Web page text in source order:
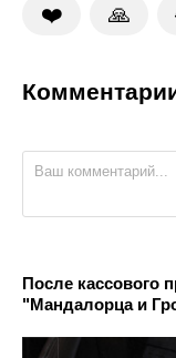
❤️ 🙏
После кассового
"Мандалорца и